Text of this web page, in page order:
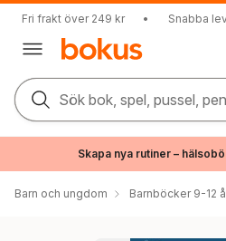
Fri frakt över 249 kr • Snabba
Sök bok, spel, pussel,
Skapa nya rutiner –
Barn och ungdom Barnböcker 9-12